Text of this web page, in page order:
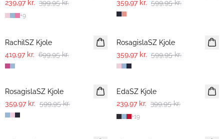
239,97 kr. 399,95 kr.
+9
359,97 kr. 599,95 kr.
RachilSZ Kjole
419,97 kr. 699,95 kr.
RosagislaSZ Kjole
359,97 kr. 599,95 kr.
-40%
RosagislaSZ Kjole
359,97 kr. 599,95 kr.
-40%
EdaSZ Kjole
239,97 kr. 399,95 kr.
+19